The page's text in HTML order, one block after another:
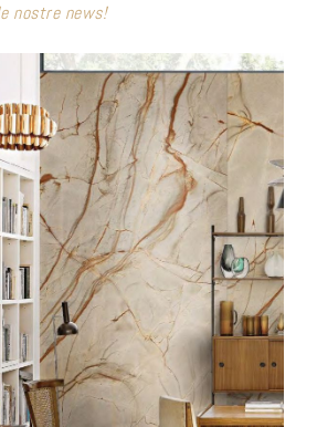
nostre news!